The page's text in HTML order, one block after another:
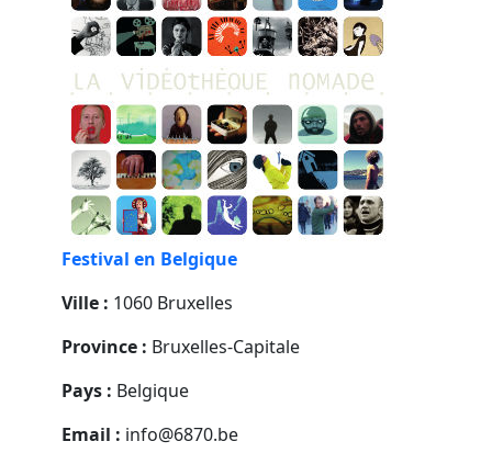
Festival en Belgique
Ville : 1060 Bruxelles
Province : Bruxelles-Capitale
Pays : Belgique
Email : info@6870.be